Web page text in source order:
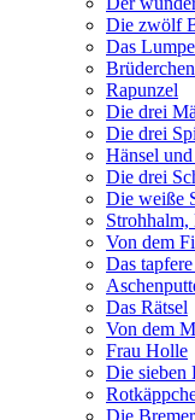
Die zwölf
Das
Rapunzel
Die drei
Die drei
Hänsel
Die drei
Die weiße
Von dem
Das
Das Rätsel
Von dem
Frau Holle
Die sieben
Die